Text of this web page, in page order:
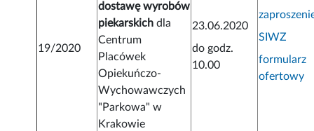
19/2020
dostawę wyrobów
piekarskich dla
Centrum
Placówek
Opiekuńczo-
Wychowawczych
"Parkowa" w
Krakowie
23.06.2020
do godz.
10.00
SIWZ
formularz
ofertowy